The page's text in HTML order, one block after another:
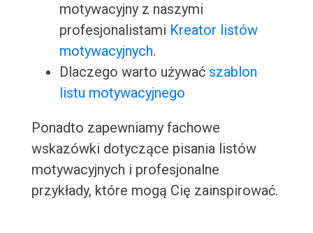
motywacyjny z naszymi
profesjonalistami Kreator listów
motywacyjnych.
Dlaczego warto używać szablon
listu motywacyjnego
Ponadto zapewniamy fachowe
wskazówki dotyczące pisania listów
motywacyjnych i profesjonalne
przykłady, które mogą Cię zainspirować.